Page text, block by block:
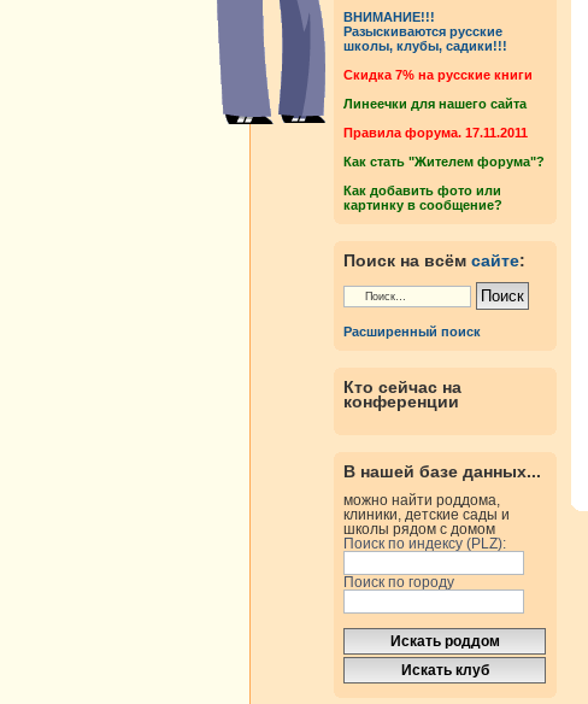
ВНИМАНИЕ!!!
Разыскиваются русские
школы, клубы, садики!!!
Cкидка 7% на русские книги
Линеечки для нашего сайта
Правила форума. 17.11.2011
Как стать "Жителем форума"?
Как добавить фото или
картинку в сообщение?
Поиск на всём сайте:
Расширенный поиск
Кто сейчас на
конференции
В нашей базе данных...
можно найти роддома,
клиники, детские сады и
школы рядом с домом
Поиск по индексу (PLZ):
Поиск по городу